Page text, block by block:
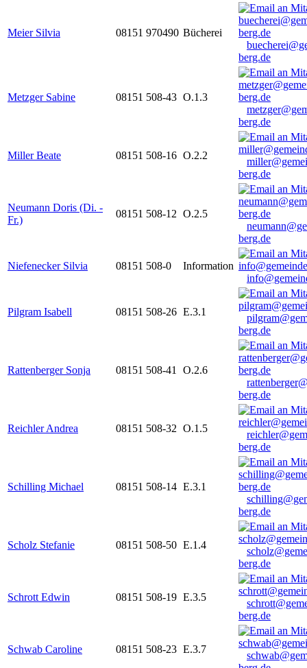
Meier Silvia 08151 970490 Bücherei
berg.de
Metzger Sabine 08151 508-43 O.1.3
berg.de
Miller Beate 08151 508-16 O.2.2
berg.de
Neumann Doris (Di. -
Fr.)
08151 508-12 O.2.5
berg.de
Niefenecker Silvia 08151 508-0
Information
Pilgram Isabell 08151 508-26 E.3.1
berg.de
Rattenberger Sonja 08151 508-41
O.2.6
berg.de
Reichler Andrea 08151 508-32 O.1.5
berg.de
Schilling Michael 08151 508-14 E.3.1
berg.de
Scholz Stefanie 08151 508-50 E.1.4
berg.de
Schrott Edwin 08151 508-19 E.3.5
berg.de
Schwab Caroline 08151 508-23 E.3.7